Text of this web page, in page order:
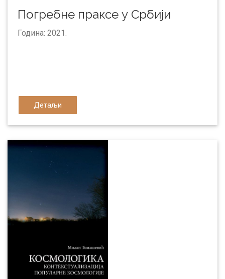
Погребне праксе у Србији
Година: 2021.
Детаљи